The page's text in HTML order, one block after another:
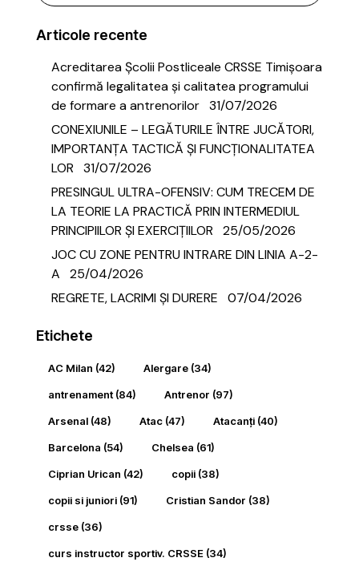
Articole recente
Acreditarea Școlii Postliceale CRSSE Timișoara
confirmă legalitatea și calitatea programului
de formare a antrenorilor 31/07/2026
CONEXIUNILE – LEGĂTURILE ÎNTRE JUCĂTORI,
IMPORTANȚA TACTICĂ ȘI FUNCȚIONALITATEA
LOR
31/07/2026
PRESINGUL ULTRA-OFENSIV: CUM TRECEM DE
LA TEORIE LA PRACTICĂ PRIN INTERMEDIUL
PRINCIPIILOR ȘI EXERCIȚIILOR
25/05/2026
JOC CU ZONE PENTRU INTRARE DIN LINIA A-2-
A
25/04/2026
REGRETE, LACRIMI ȘI DURERE
07/04/2026
Etichete
AC Milan (42) Alergare (34)
antrenament(84) Antrenor (97)
Arsenal (48) Atac (47) Atacanți (40)
Barcelona (54) Chelsea (61)
Ciprian Urican (42) copii (38)
copii si juniori (91) Cristian Sandor (38)
crsse (36)
curs instructor sportiv. CRSSE (34)